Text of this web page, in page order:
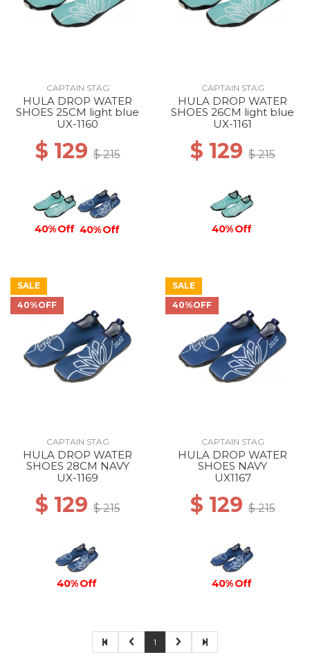
CAPTAIN STAG
HULA DROP WATER
SHOES 25CM light blue
UX-1160
$ 129$ 215
40% Off 40% Off
CAPTAIN STAG
HULA DROP WATER
SHOES 26CM light blue
UX-1161
$ 129$ 215
40% Off
SALE
40%OFF
CAPTAIN STAG
HULA DROP WATER
SHOES 28CM NAVY
UX-1169
$ 129$ 215
40% Off
SALE
40%OFF
CAPTAIN STAG
HULA DROP WATER
SHOES NAVY
UX1167
$ 129$ 215
40% Off
1